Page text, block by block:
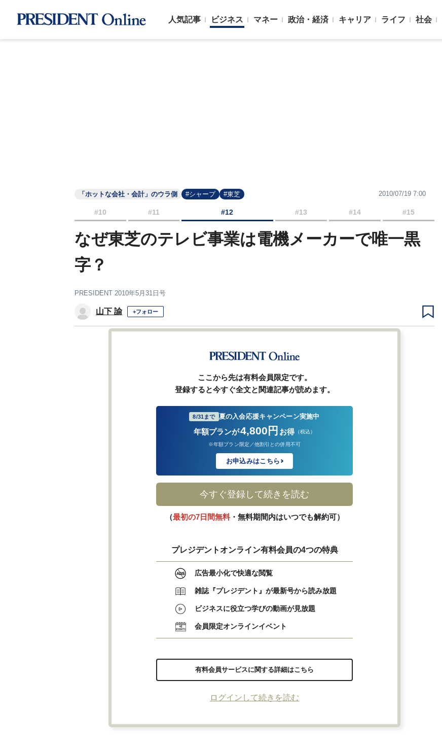
人気記事 ビジネス マネー 政治・経済 キャリア ライフ 社会
「ホットな会社・会計」のウラ側 #シャープ #東芝 2010/07/19 7:00
#10 #11 #12 #13 #14 #15
なぜ東芝のテレビ事業は電機メーカーで唯一黒
字？
PRESIDENT 2010年5月31日号
山下 諭 +フォロー
ここから先は有料会員限定です。
登録すると今すぐ全文と関連記事が読めます。
8/31まで 夏の入会応援キャンペーン実施中
年額プランが4,800円 お得 （税込）
※年額プラン限定／他割引との併用不可
お申込みはこちら
今すぐ登録して続きを読む
（最初の7日間無料・無料期間内はいつでも解約可）
プレジデントオンライン有料会員の4つの特典
広告最小化で快適な閲覧
雑誌『プレジデント』が最新号から読み放題
ビジネスに役立つ学びの動画が見放題
会員限定オンラインイベント
有料会員サービスに関する詳細はこちら
ログインして続きを読む